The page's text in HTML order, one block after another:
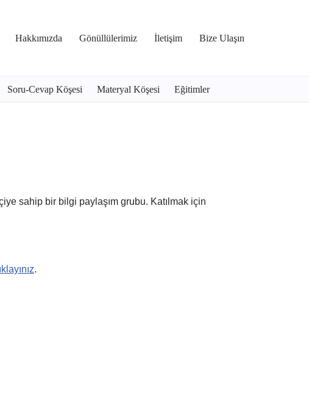
Hakkımızda Gönüllülerimiz İletişim Bize Ulaşın
Soru-Cevap Köşesi Materyal Köşesi Eğitimler
sahip bir bilgi paylaşım grubu. Katılmak için
.